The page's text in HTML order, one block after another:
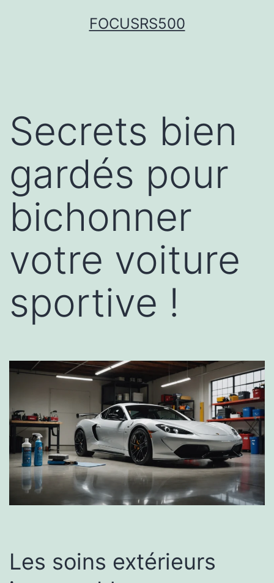
FOCUSRS500
Secrets bien
gardés pour
bichonner
votre voiture
sportive !
Les soins extérieurs